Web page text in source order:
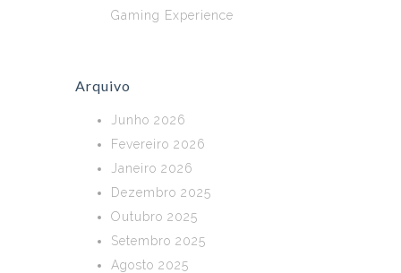
Gaming Experience
Arquivo
Junho 2026
Fevereiro 2026
Janeiro 2026
Dezembro 2025
Outubro 2025
Setembro 2025
Agosto 2025